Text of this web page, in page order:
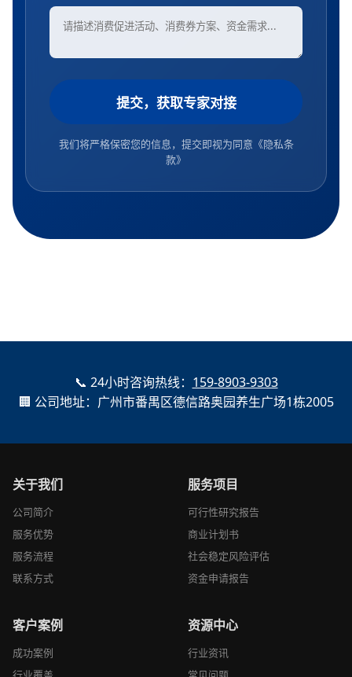
提交，获取专家对接
我们将严格保密您的信息，提交即视为同意 《隐私条
款》
📞 24小时咨询热线： 159-8903-9303
🏢 公司地址：广州市番禺区德信路奥园养生广场1栋2005
关于我们
公司简介
服务优势
服务流程
联系方式
服务项目
可行性研究报告
商业计划书
社会稳定风险评估
资金申请报告
客户案例
成功案例
资源中心
行业资讯